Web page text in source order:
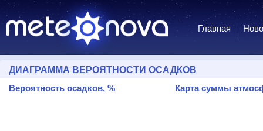
Главная
ДИАГРАММА ВЕРОЯТНОСТИ ОСАДКОВ
Вероятность осадков, %
Карта суммы